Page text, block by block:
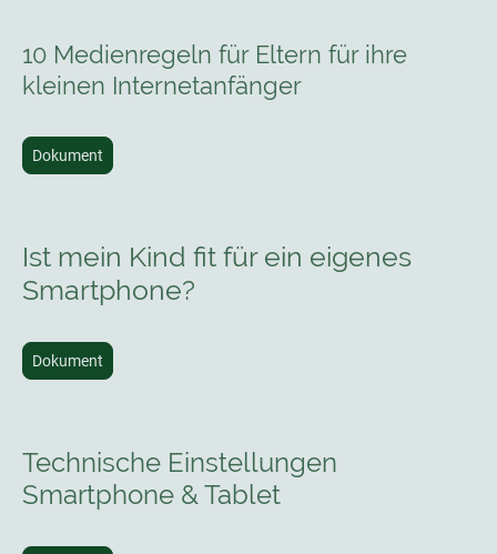
10 Medienregeln für Eltern für ihre
kleinen Internetanfänger
Dokument
Ist mein Kind fit für ein eigenes
Smartphone?
Dokument
Technische Einstellungen
Smartphone & Tablet